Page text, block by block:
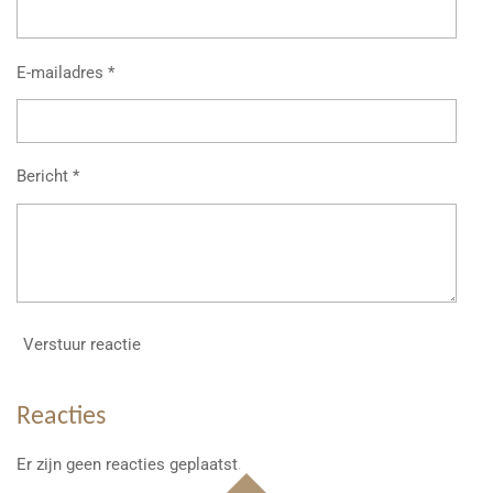
E-mailadres *
Bericht *
Verstuur reactie
Reacties
Er zijn geen reacties geplaatst.